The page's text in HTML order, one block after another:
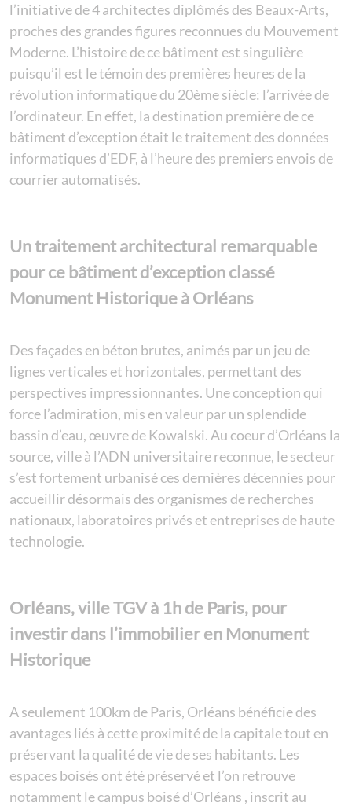
l’initiative de 4 architectes diplômés des Beaux-Arts,
proches des grandes figures reconnues du Mouvement
Moderne. L’histoire de ce bâtiment est singulière
puisqu’il est le témoin des premières heures de la
révolution informatique du 20ème siècle: l’arrivée de
l’ordinateur. En effet, la destination première de ce
bâtiment d’exception était le traitement des données
informatiques d’EDF, à l’heure des premiers envois de
courrier automatisés.
Un traitement architectural remarquable
pour ce bâtiment d’exception classé
Monument Historique à Orléans
Des façades en béton brutes, animés par un jeu de
lignes verticales et horizontales, permettant des
perspectives impressionnantes. Une conception qui
force l’admiration, mis en valeur par un splendide
bassin d’eau, œuvre de Kowalski. Au coeur d’Orléans la
source, ville à l’ADN universitaire reconnue, le secteur
s’est fortement urbanisé ces dernières décennies pour
accueillir désormais des organismes de recherches
nationaux, laboratoires privés et entreprises de haute
technologie.
Orléans, ville TGV à 1h de Paris, pour
investir dans l’immobilier en Monument
Historique
A seulement 100km de Paris, Orléans bénéficie des
avantages liés à cette proximité de la capitale tout en
préservant la qualité de vie de ses habitants. Les
espaces boisés ont été préservé et l’on retrouve
notamment le campus boisé d’Orléans , inscrit au